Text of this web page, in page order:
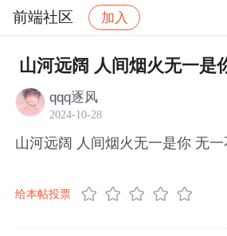
前端社区 加入
社区 前端社区 感慨 帖
山河远阔 人间烟火无一是
qqq逐风
2024-10-28
山河远阔 人间烟火无一是你 无
给本帖投票